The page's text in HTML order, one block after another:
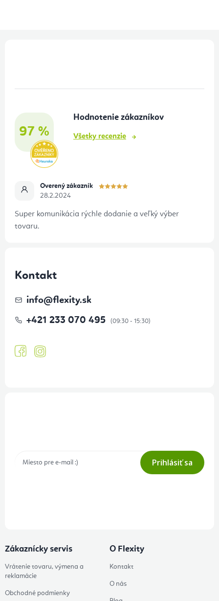
97 %
Hodnotenie zákazníkov
Všetky recenzie
Overený zákazník
28.2.2024
Super komunikácia rýchle dodanie a veľký výber
tovaru.
Kontakt
info@flexity.sk
+421 233 070 495
Prihlásiť sa
Zákaznícky servis
Vrátenie tovaru, výmena a
reklamácie
Obchodné podmienky
O Flexity
Kontakt
O nás